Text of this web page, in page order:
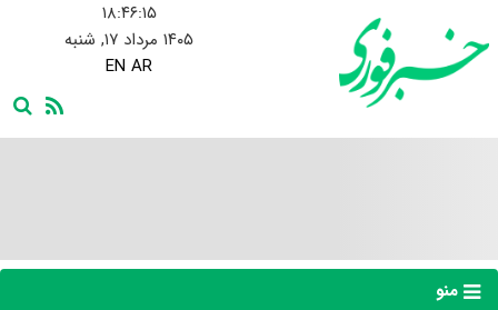
۱۸:۴۶:۱۶
۱۴۰۵ مرداد ۱۷, شنبه
EN AR
منو